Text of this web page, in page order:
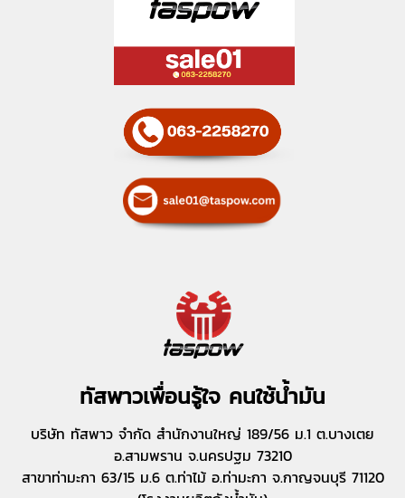
ทัสพาวเพื่อนรู้ใจ คนใช้น้ำมัน
บริษัท ทัสพาว จำกัด สำนักงานใหญ่ 189/56 ม.1 ต.บางเตย
อ.สามพราน จ.นครปฐม 73210
สาขาท่ามะกา 63/15 ม.6 ต.ท่าไม้ อ.ท่ามะกา จ.กาญจนบุรี 71120